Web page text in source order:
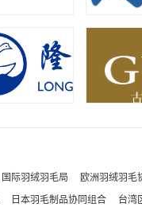
国际羽绒羽毛局
欧洲羽绒羽毛
日本羽毛制品协同组合 台湾